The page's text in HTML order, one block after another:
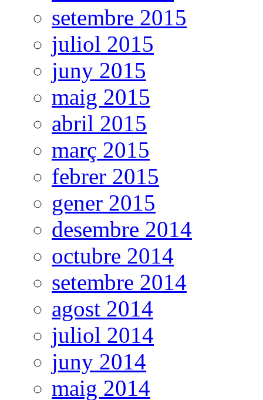
setembre 2015
juliol 2015
juny 2015
maig 2015
abril 2015
març 2015
febrer 2015
gener 2015
desembre 2014
octubre 2014
setembre 2014
agost 2014
juliol 2014
juny 2014
maig 2014